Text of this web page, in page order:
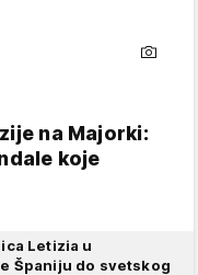
na Majorki:
koje
Letizia u
Španiju do svetskog